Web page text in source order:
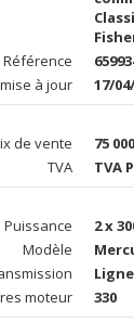
Référence
à jour
17/
de vente
75
TVA
TVA
Puissance
2 x
Modèle
moteur
330